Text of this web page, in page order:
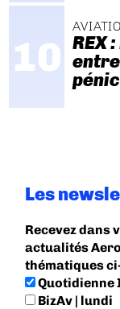
REX
Les
Recevez dans
actualités
thématiques
Quotidienne
BizAv | lundi